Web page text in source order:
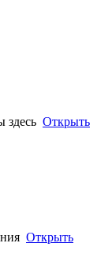
Открыть
Открыть